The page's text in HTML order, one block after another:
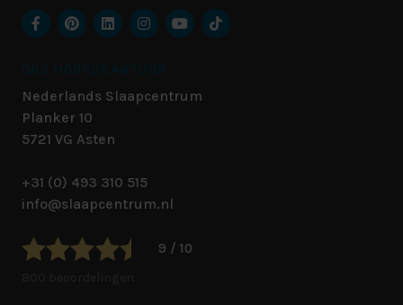
Nederlands Slaapcentrum
Planker 10
5721 VG Asten
+31 (0) 493 310 515
info@slaapcentrum.nl
9 / 10